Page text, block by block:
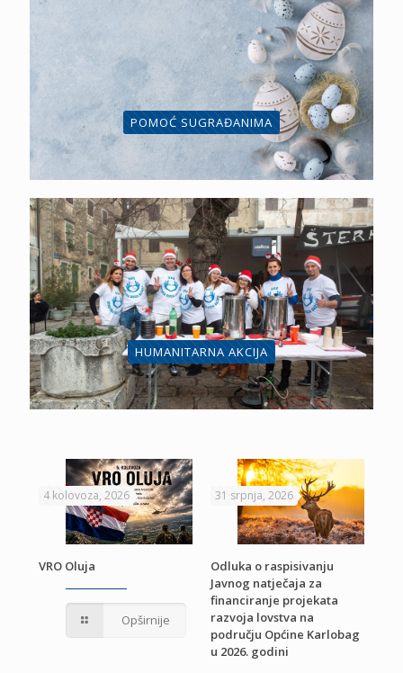
POMOĆ SUGRAĐANIMA
HUMANITARNA AKCIJA
4 kolovoza, 2026
VRO Oluja
Opširnije
31 srpnja, 2026
Odluka o raspisivanju
Javnog natječaja za
financiranje projekata
razvoja lovstva na
području Općine Karlobag
u 2026. godini